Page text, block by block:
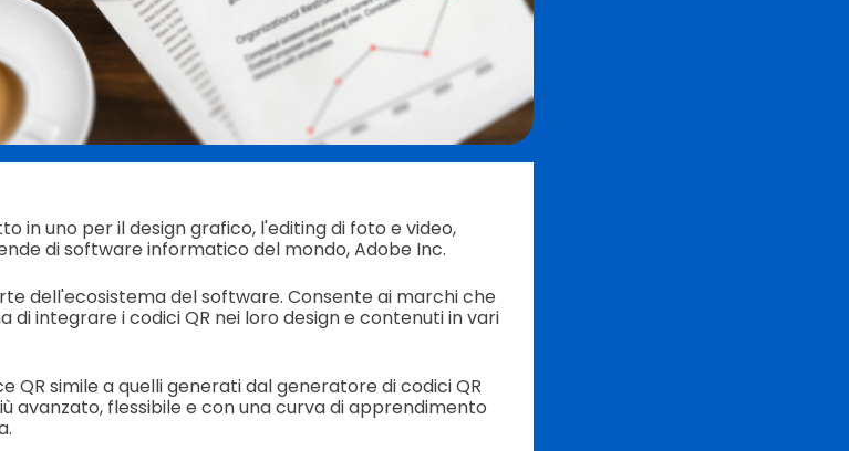
in uno per il design grafico, l'editing di foto e video,
di software informatico del mondo, Adobe Inc.
dell'ecosistema del software. Consente ai marchi che
integrare i codici QR nei loro design e contenuti in vari
QR simile a quelli generati dal generatore di codici QR
avanzato, flessibile e con una curva di apprendimento